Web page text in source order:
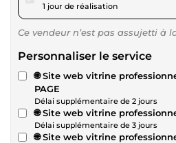
1 jour de réalisation
Ce vendeur n’est pas assujetti à
Personnaliser le service
🌐 Site web vitrine
PAGE
Délai supplémentaire de 2 jours
🌐 Site web vitrine
Délai supplémentaire de 3 jours
🌐 Site web vitrine